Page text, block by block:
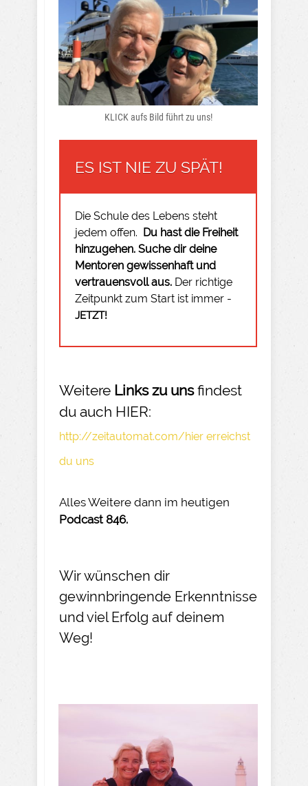
KLICK aufs Bild führt zu uns!
ES IST NIE ZU SPÄT!
Die Schule des Lebens steht
jedem offen.
Du hast die Freiheit
hinzugehen. Suche dir deine
Mentoren gewissenhaft und
vertrauensvoll aus. Der richtige
Zeitpunkt zum Start ist immer -
JETZT!
Weitere Links zu unsfindest
du auch HIER:
http://zeitautomat.com/hier erreichst
du uns
Alles Weitere dann im heutigen
Podcast 846.
Wir wünschen dir
gewinnbringende Erkenntnisse
und viel Erfolg auf deinem
Weg!